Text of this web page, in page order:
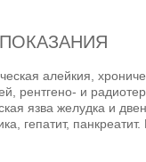
ПОКАЗАНИЯ
алейкия,
рентгено- и
язва желудка и
гепатит,